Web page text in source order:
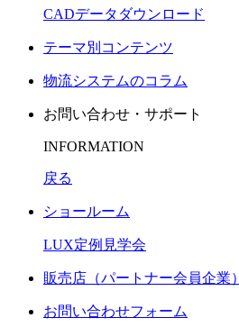
CADデータダウンロード
テーマ別コンテンツ
物流システムのコラム
お問い合わせ・サポート
INFORMATION
戻る
ショールーム
LUX定例見学会
販売店（パートナー会員企業）
お問い合わせフォーム